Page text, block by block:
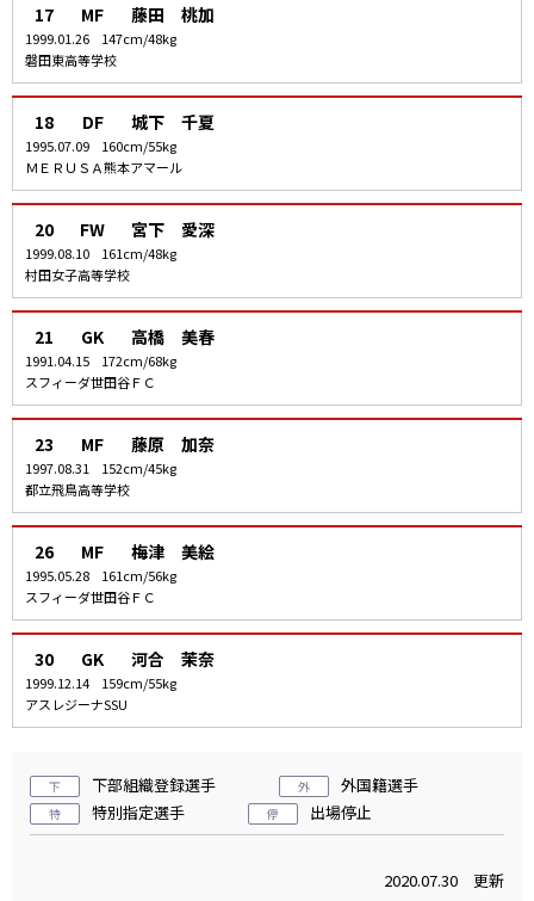
17 MF 藤田 桃加
1999.01.26
147cm/48kg
磐田東高等学校
18 DF 城下 千夏
1995.07.09
160cm/55kg
ＭＥＲＵＳＡ熊本アマール
20 FW 宮下 愛深
1999.08.10
161cm/48kg
村田女子高等学校
21 GK 高橋 美春
1991.04.15
172cm/68kg
スフィーダ世田谷ＦＣ
23 MF 藤原 加奈
1997.08.31
152cm/45kg
都立飛鳥高等学校
26 MF 梅津 美絵
1995.05.28
161cm/56kg
スフィーダ世田谷ＦＣ
30 GK 河合 茉奈
1999.12.14
159cm/55kg
アスレジーナSSU
下 下部組織登録選手 外 外国籍選手
特 特別指定選手 停 出場停止
2020.07.30 更新